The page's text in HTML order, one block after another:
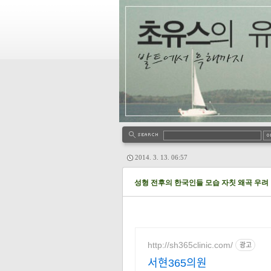
2014. 3. 13. 06:57
성형 전후의 한국인들 모습 자칫 왜곡 우려
http://sh365clinic.com/ 광고
서현365의원